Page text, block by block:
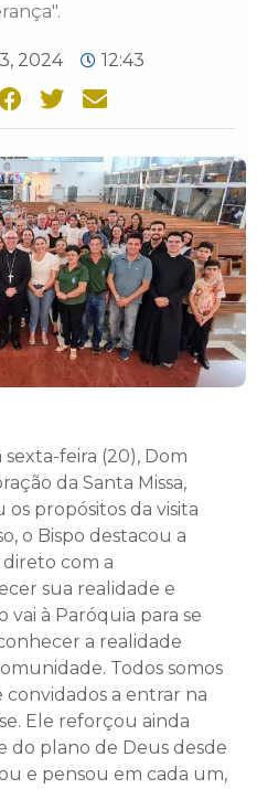
2024 12:43
sexta-feira (20), Dom
da Santa Missa,
propósitos da visita
o Bispo destacou a
com a
sua realidade e
vai à Paróquia para se
a realidade
Todos somos
convidados a entrar na
Ele reforçou ainda
do plano de Deus desde
e pensou em cada um,